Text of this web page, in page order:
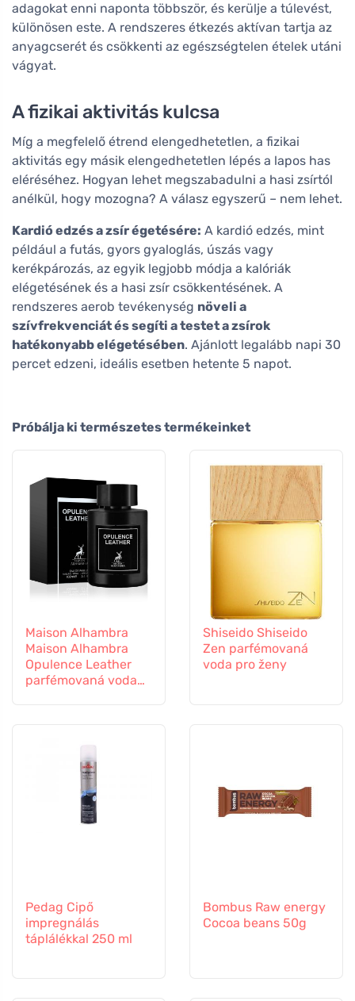
adagokat enni naponta többször, és kerülje a túlevést,
különösen este. A rendszeres étkezés aktívan tartja az
anyagcserét és csökkenti az egészségtelen ételek utáni
vágyat.
A fizikai aktivitás kulcsa
Míg a megfelelő étrend elengedhetetlen, a fizikai
aktivitás egy másik elengedhetetlen lépés a lapos has
eléréséhez. Hogyan lehet megszabadulni a hasi zsírtól
anélkül, hogy mozogna? A válasz egyszerű – nem lehet.
Kardió edzés a zsír égetésére: A kardió edzés, mint
például a futás, gyors gyaloglás, úszás vagy
kerékpározás, az egyik legjobb módja a kalóriák
elégetésének és a hasi zsír csökkentésének. A
rendszeres aerob tevékenység növeli a
szívfrekvenciát és segíti a testet a zsírok
hatékonyabb elégetésében. Ajánlott legalább napi 30
percet edzeni, ideális esetben hetente 5 napot.
Próbálja ki természetes termékeinket
Maison Alhambra
Maison Alhambra
Opulence Leather
parfémovaná voda
Shiseido Shiseido
Zen parfémovaná
voda pro ženy
Pedag Cipő
impregnálás
táplálékkal 250 ml
Bombus Raw energy
Cocoa beans 50g